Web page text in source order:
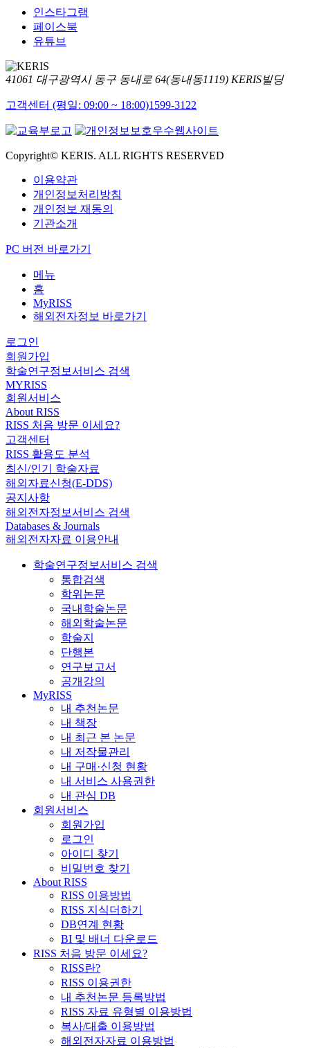
인스타그램
페이스북
유튜브
41061 대구광역시 동구 동내로 64(동내동1119) KERIS빌딩
고객센터 (평일: 09:00 ~ 18:00)1599-3122
Copyright© KERIS. ALL RIGHTS RESERVED
이용약관
개인정보처리방침
개인정보 재동의
기관소개
PC 버전 바로가기
메뉴
홈
MyRISS
해외전자정보 바로가기
로그인
회원가입
학술연구정보서비스 검색
MYRISS
회원서비스
About RISS
RISS 처음 방문 이세요?
고객센터
RISS 활용도 분석
최신/인기 학술자료
해외자료신청(E-DDS)
공지사항
해외전자정보서비스 검색
Databases & Journals
해외전자자료 이용안내
학술연구정보서비스 검색
통합검색
학위논문
국내학술논문
해외학술논문
학술지
단행본
연구보고서
공개강의
MyRISS
내 추천논문
내 책장
내 최근 본 논문
내 저작물관리
내 구매·신청 현황
내 서비스 사용권한
내 관심 DB
회원서비스
회원가입
로그인
아이디 찾기
비밀번호 찾기
About RISS
RISS 이용방법
RISS 지식더하기
DB연계 현황
BI 및 배너 다운로드
RISS 처음 방문 이세요?
RISS란?
RISS 이용권한
내 추천논문 등록방법
RISS 자료 유형별 이용방법
복사/대출 이용방법
해외전자자료 이용방법